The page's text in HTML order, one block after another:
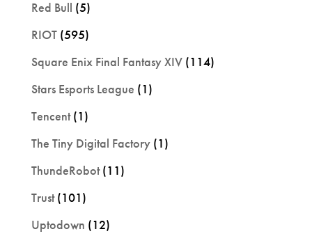
Red Bull (5)
RIOT(595)
Square Enix Final Fantasy XIV(114)
Stars Esports League (1)
Tencent(1)
The Tiny Digital Factory(1)
ThundeRobot(11)
Trust(101)
Uptodown (12)